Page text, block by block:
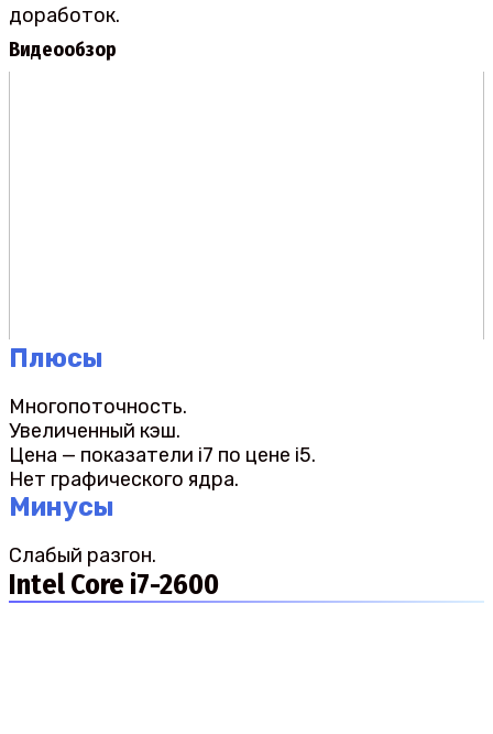
доработок.
Видеообзор
Плюсы
Многопоточность.
Увеличенный кэш.
Цена — показатели i7 по цене i5.
Нет графического ядра.
Минусы
Слабый разгон.
Intel Core i7-2600